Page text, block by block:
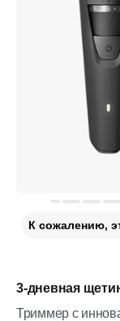
3-дневная
Триммер с
К сожалению,